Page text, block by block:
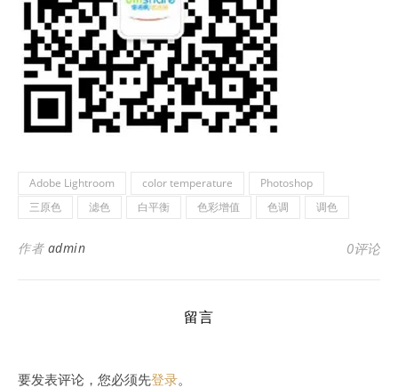
Adobe Lightroom color temperature
Photoshop
三原色
滤色 白平衡 色彩增值 色调 调色
作者 admin 0评论
留言
要发表评论，您必须先登录。